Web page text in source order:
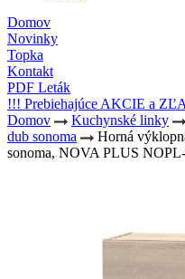
Domov
Novinky
Topka
Kontakt
PDF Leták
!!! Prebiehajúce AKCIE a
Domov
Kuchynské linky
dub sonoma
Horná
sonoma, NOVA PLUS